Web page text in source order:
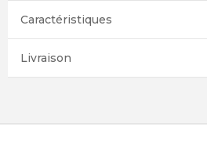
Caractéristiques
Livraison